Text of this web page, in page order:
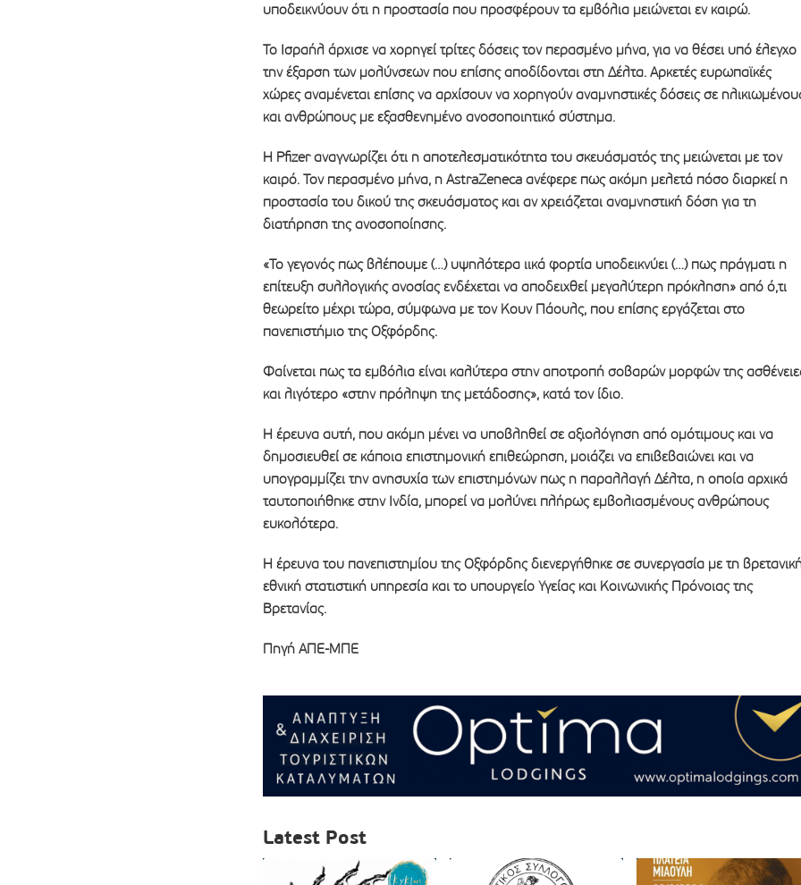
υποδεικνύουν ότι η προστασία που προσφέρουν τα εμβόλια μειώνεται εν καιρώ.
Το Ισραήλ άρχισε να χορηγεί τρίτες δόσεις τον περασμένο μήνα, για να θέσει υπό έλεγχο
την έξαρση των μολύνσεων που επίσης αποδίδονται στη Δέλτα. Αρκετές ευρωπαϊκές
χώρες αναμένεται επίσης να αρχίσουν να χορηγούν αναμνηστικές δόσεις σε
και ανθρώπους με εξασθενημένο ανοσοποιητικό σύστημα.
Η Pfizer αναγνωρίζει ότι η αποτελεσματικότητα του σκευάσματός της μειώνεται με τον
καιρό. Τον περασμένο μήνα, η AstraZeneca ανέφερε πως ακόμη μελετά πόσο διαρκεί η
προστασία του δικού της σκευάσματος και αν χρειάζεται αναμνηστική δόση για τη
διατήρηση της ανοσοποίησης.
«Το γεγονός πως βλέπουμε (…) υψηλότερα ιικά φορτία υποδεικνύει (…) πως πράγματι η
επίτευξη συλλογικής ανοσίας ενδέχεται να αποδειχθεί μεγαλύτερη πρόκληση» από ό,τι
θεωρείτο μέχρι τώρα, σύμφωνα με τον Κουν Πάουλς, που επίσης εργάζεται στο
πανεπιστήμιο της Οξφόρδης.
Φαίνεται πως τα εμβόλια είναι καλύτερα στην αποτροπή σοβαρών μορφών της
και λιγότερο «στην πρόληψη της μετάδοσης», κατά τον ίδιο.
Η έρευνα αυτή, που ακόμη μένει να υποβληθεί σε αξιολόγηση από ομότιμους και να
δημοσιευθεί σε κάποια επιστημονική επιθεώρηση, μοιάζει να επιβεβαιώνει και να
υπογραμμίζει την ανησυχία των επιστημόνων πως η παραλλαγή Δέλτα, η οποία αρχικά
ταυτοποιήθηκε στην Ινδία, μπορεί να μολύνει πλήρως εμβολιασμένους ανθρώπους
ευκολότερα.
Η έρευνα του πανεπιστημίου της Οξφόρδης διενεργήθηκε σε συνεργασία με τη
εθνική στατιστική υπηρεσία και το υπουργείο Υγείας και Κοινωνικής Πρόνοιας της
Βρετανίας.
Πηγή ΑΠΕ-ΜΠΕ
Latest Post